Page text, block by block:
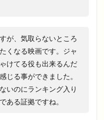
が、気取らないところ
くなる映画です。ジャ
けてる役も出来るんだ
じる事ができました。
いのにランキング入り
ある証拠ですね。